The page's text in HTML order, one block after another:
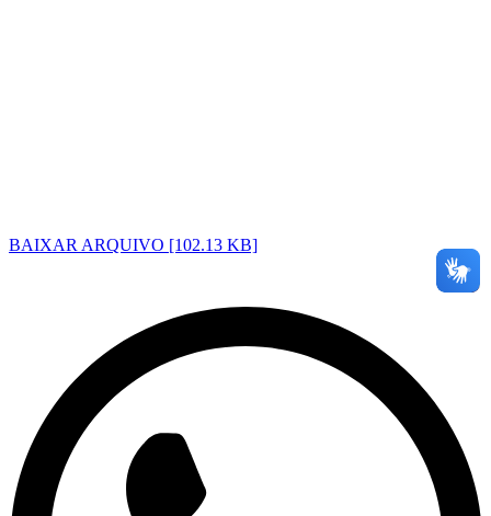
BAIXAR ARQUIVO [102.13 KB]